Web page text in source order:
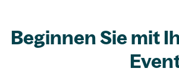
Beginnen Sie mit